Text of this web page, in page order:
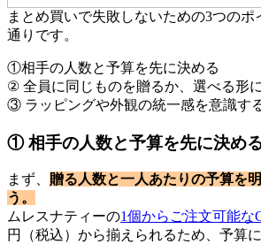
まとめ買いで失敗しないための3つの
通りです。
①相手の人数と予算を先に決める
② 全員に同じものを贈るか、選べる形
③ ラッピングや外観の統一感を意識す
① 相手の人数と予算を先に決め
まず、 贈る人数と一人あたりの予算を
う。
ムレスナティーの1個からご注文可能な
円（税込）から揃えられるため、予算